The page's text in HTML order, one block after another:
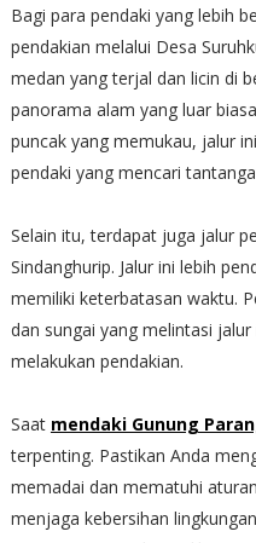
Bagi para pendaki yang lebih
pendakian melalui Desa
medan yang terjal dan licin di
panorama alam yang luar
puncak yang memukau, jalur
pendaki yang mencari
Selain itu, terdapat juga jalur
Sindanghurip. Jalur ini lebih
memiliki keterbatasan waktu.
dan sungai yang melintasi
melakukan pendakian.
Saat mendaki Gunung
terpenting. Pastikan Anda
memadai dan mematuhi
menjaga kebersihan